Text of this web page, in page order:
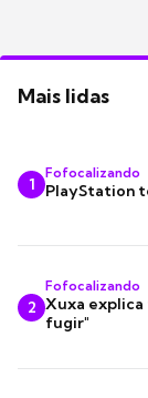
Mais lidas
1
Fofocalizando
PlayStation
2
Fofocalizando
Xuxa explica
fugir"